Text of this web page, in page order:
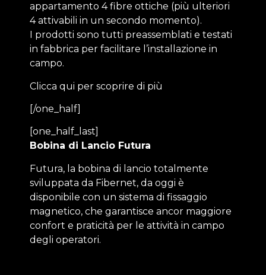
appartamento 4 fibre ottiche (più ulteriori
4 attivabili in un secondo momento).
I prodotti sono tutti preassemblati e testati
in fabbrica per facilitare l’installazione in
campo.
Clicca qui per scoprire di più
[/one_half]
[one_half_last]
Bobina di Lancio Futura
Futura, la bobina di lancio totalmente
sviluppata da Fibernet, da oggi è
disponibile con un sistema di fissaggio
magnetico, che garantisce ancor maggiore
confort e praticità per le attività in campo
degli operatori.